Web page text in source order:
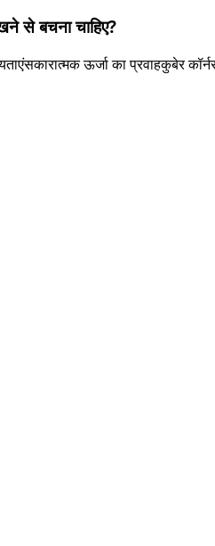
से बचना चाहिए?
सकारात्मक ऊर्जा का प्रवाहकुबेर